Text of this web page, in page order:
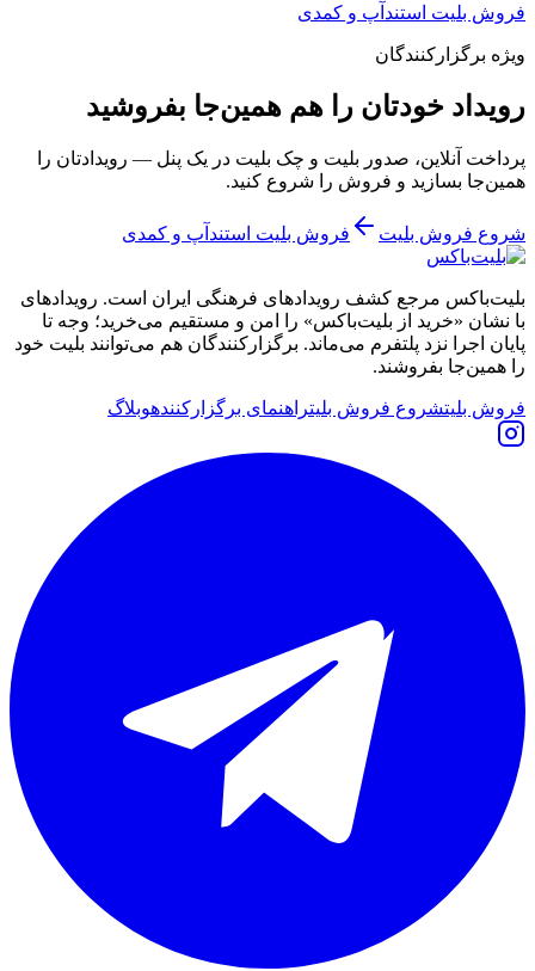
فروش بلیت استندآپ و کمدی
ویژه برگزارکنندگان
رویداد خودتان را هم همین‌جا بفروشید
پرداخت آنلاین، صدور بلیت و چک بلیت در یک پنل — رویدادتان را
همین‌جا بسازید و فروش را شروع کنید.
شروع فروش بلیت فروش بلیت استندآپ و کمدی
بلیت‌باکس مرجع کشف رویدادهای فرهنگی ایران است. رویدادهای
با نشان «خرید از بلیت‌باکس» را امن و مستقیم می‌خرید؛ وجه تا
پایان اجرا نزد پلتفرم می‌ماند. برگزارکنندگان هم می‌توانند بلیت خود
را همین‌جا بفروشند.
فروش بلیتشروع فروش بلیتراهنمای برگزارکنندهوبلاگ